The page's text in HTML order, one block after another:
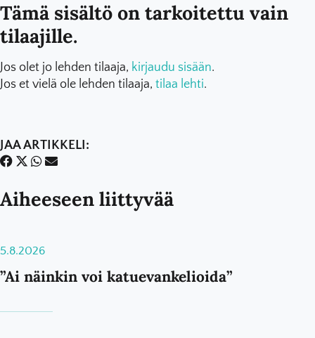
Tämä sisältö on tarkoitettu vain
tilaajille.
Jos olet jo lehden tilaaja, kirjaudu sisään.
Jos et vielä ole lehden tilaaja, tilaa lehti.
JAA ARTIKKELI:
Aiheeseen liittyvää
5.8.2026
”Ai näinkin voi katuevankelioida”